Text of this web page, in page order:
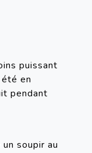
puissant
en
pendant
soupir au